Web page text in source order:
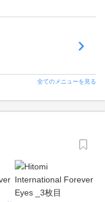
全てのメニューを見る